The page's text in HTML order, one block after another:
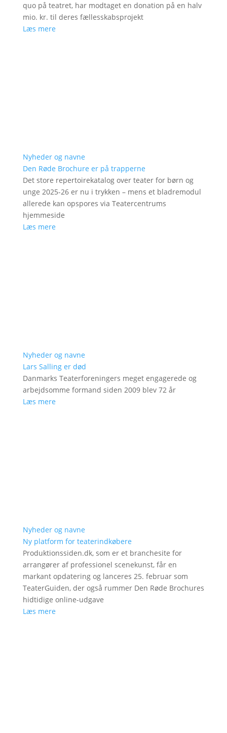
quo på teatret, har modtaget en donation på en halv
mio. kr. til deres fællesskabsprojekt
Læs mere
Nyheder og navne
Den Røde Brochure er på trapperne
Det store repertoirekatalog over teater for børn og
unge 2025-26 er nu i trykken – mens et bladremodul
allerede kan opspores via Teatercentrums
hjemmeside
Læs mere
Nyheder og navne
Lars Salling er død
Danmarks Teaterforeningers meget engagerede og
arbejdsomme formand siden 2009 blev 72 år
Læs mere
Nyheder og navne
Ny platform for teaterindkøbere
Produktionssiden.dk, som er et branchesite for
arrangører af professionel scenekunst, får en
markant opdatering og lanceres 25. februar som
TeaterGuiden, der også rummer Den Røde Brochures
hidtidige online-udgave
Læs mere